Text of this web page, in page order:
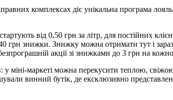
комплексах діє унікальна програма
від 0,50 грн за літр, для постійних
грн знижки. Знижку можна отримати тут і
акції зі знижками до 3 грн на
у міні-маркеті можна перекусити теплою,
винний бутік, де ексклюзивно